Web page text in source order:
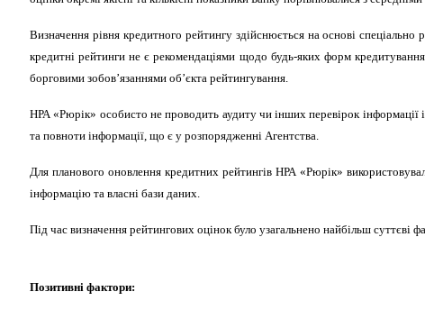
Визначення рівня кредитного рейтингу здійснюється на основі
кредитні рейтинги не є рекомендаціями щодо будь-яких форм
борговими зобов’язаннями об’єкта рейтингування.
НРА «Рюрік» особисто не проводить аудиту чи інших перевірок інформації
та повноти інформації, що є у розпорядженні Агентства.
Для планового оновлення кредитних рейтингів НРА «Рюрік»
інформацію та власні бази даних.
Під час визначення рейтингових оцінок було узагальнено найбільш суттєві
Позитивні фактори: